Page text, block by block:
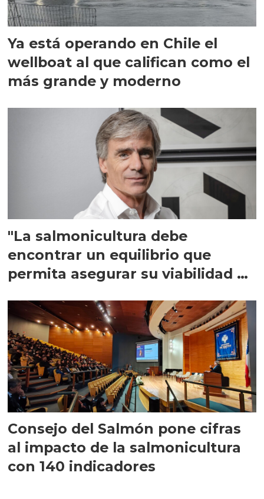
Ya está operando en Chile el
wellboat al que califican como el
más grande y moderno
"La salmonicultura debe
encontrar un equilibrio que
permita asegurar su viabilidad de
Consejo del Salmón pone cifras
al impacto de la salmonicultura
con 140 indicadores